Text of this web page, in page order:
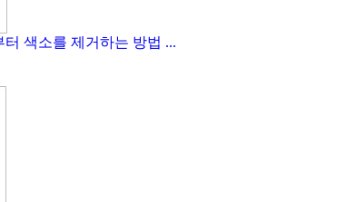
색소를 제거하는 방법 ...